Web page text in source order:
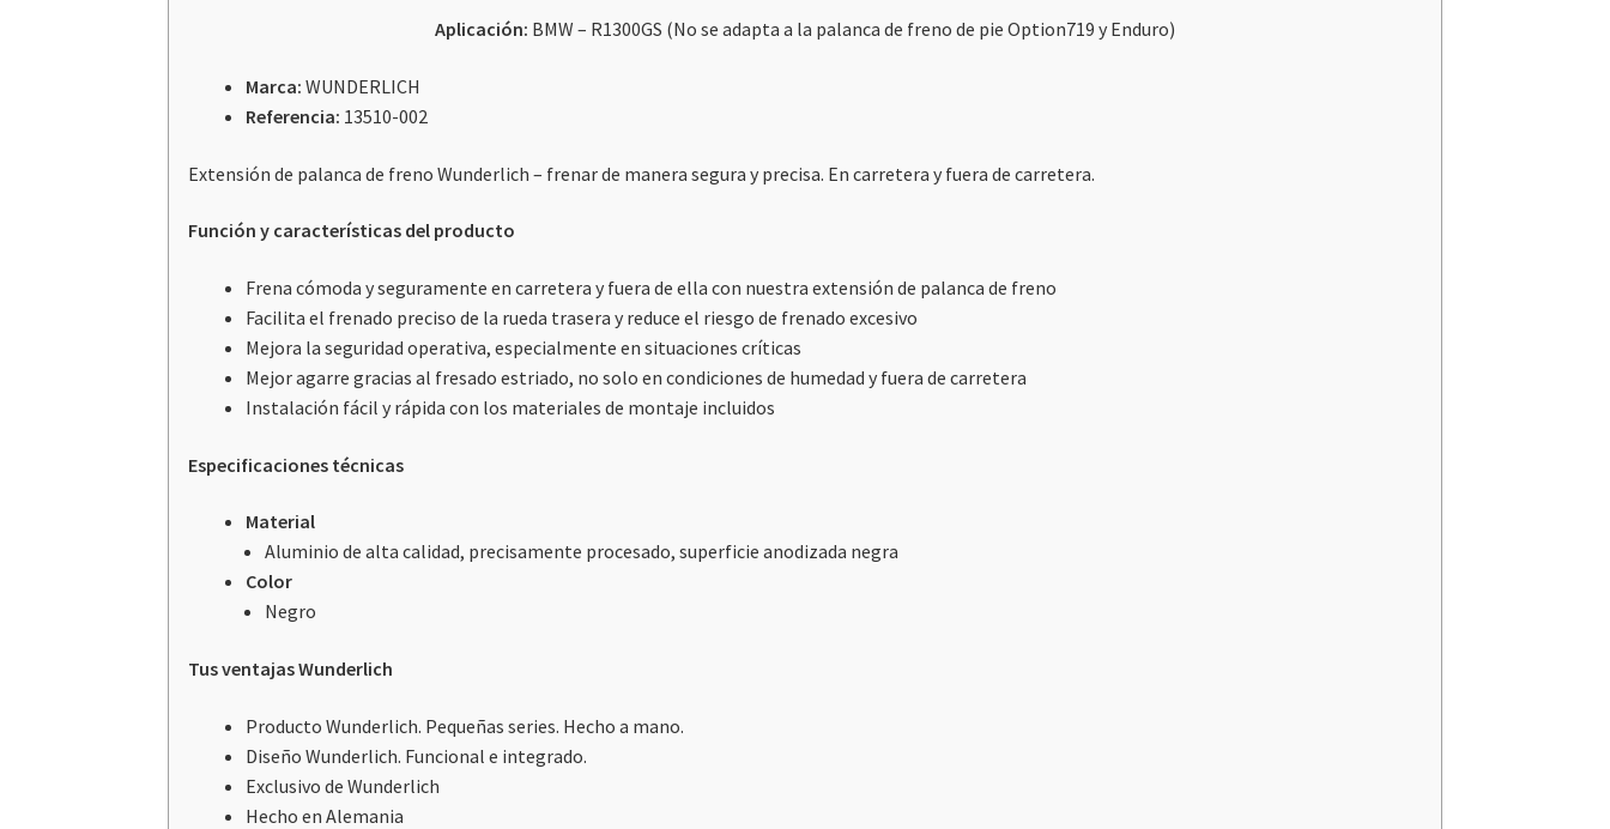
Aplicación: BMW – R1300GS (No se adapta a la palanca de freno de pie Option719 y Enduro)
Marca:WUNDERLICH
Referencia: 13510-002
Extensión de palanca de freno Wunderlich – frenar de manera segura y precisa. En carretera y fuera de carretera.
Función y características del producto
Frena cómoda y seguramente en carretera y fuera de ella con nuestra extensión de palanca de freno
Facilita el frenado preciso de la rueda trasera y reduce el riesgo de frenado excesivo
Mejora la seguridad operativa, especialmente en situaciones críticas
Mejor agarre gracias al fresado estriado, no solo en condiciones de humedad y fuera de carretera
Instalación fácil y rápida con los materiales de montaje incluidos
Especificaciones técnicas
Material
Aluminio de alta calidad, precisamente procesado, superficie anodizada negra
Color
Negro
Tus ventajas Wunderlich
Producto Wunderlich. Pequeñas series. Hecho a mano.
Diseño Wunderlich. Funcional e integrado.
Exclusivo de Wunderlich
Hecho en Alemania